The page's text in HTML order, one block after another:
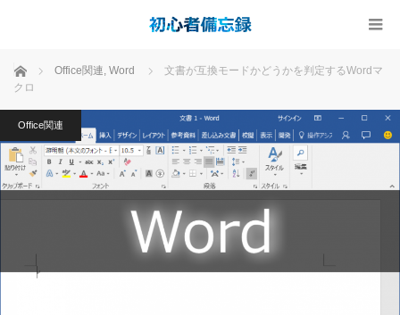
ホーム Office関連, Word
文書が互換モードかどうかを判定するWordマ
クロ
Office関連